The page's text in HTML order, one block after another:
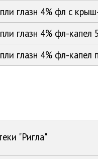
глазн 4% фл с
глазн 4% фл-
глазн 4% фл-
"Ригла"